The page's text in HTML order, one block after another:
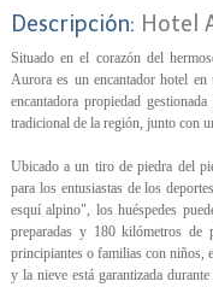
Descripción: Hotel
Situado en el corazón del
Aurora es un encantador hotel
encantadora propiedad
tradicional de la región, junto con
Ubicado a un tiro de piedra del
para los entusiastas de los
esquí alpino", los huéspedes
preparadas y 180 kilómetros de
principiantes o familias con niños,
y la nieve está garantizada